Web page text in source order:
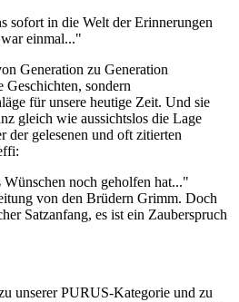
sofort in die Welt der Erinnerungen
einmal..."
Generation zu Generation
Geschichten, sondern
für unsere heutige Zeit. Und sie
gleich wie aussichtslos die Lage
der gelesenen und oft zitierten
noch geholfen hat..."
von den Brüdern Grimm. Doch
Satzanfang, es ist ein Zauberspruch
unserer PURUS-Kategorie und zu